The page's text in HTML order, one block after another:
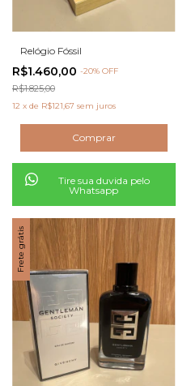
Relógio Fóssil
R$1.460,00 -20% OFF
R$1.825,00
12 x de R$121,67 sem juros
Tire sua duvida pelo
Whatsapp
Frete grátis